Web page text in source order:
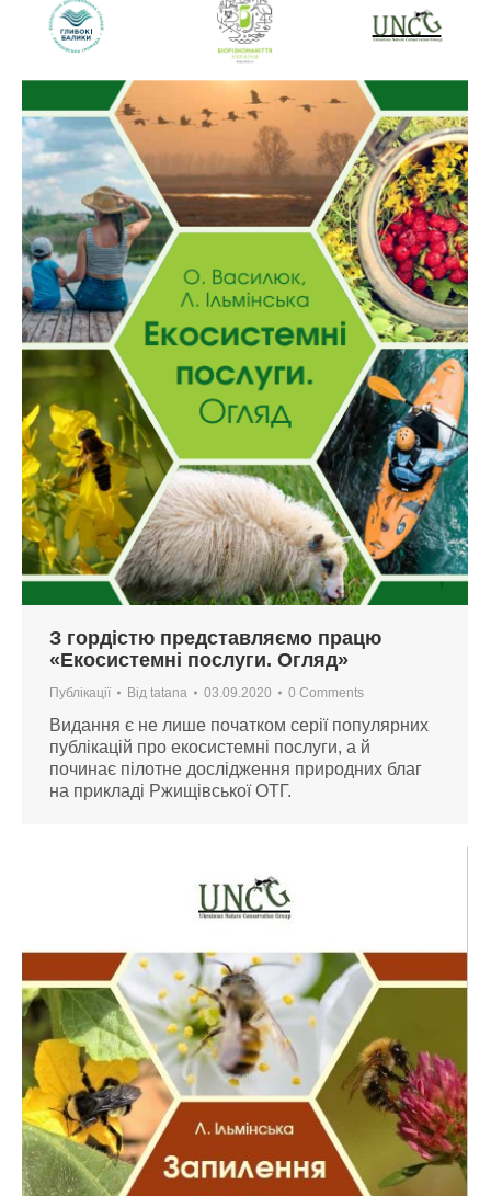
З гордістю представляємо працю
«Екосистемні послуги. Огляд»
Публікації Від tatana 03.09.2020 0 Comments
Видання є не лише початком серії популярних
публікацій про екосистемні послуги, а й
починає пілотне дослідження природних благ
на прикладі Ржищівської ОТГ.